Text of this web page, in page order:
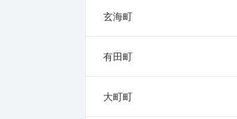
玄海町
有田町
大町町